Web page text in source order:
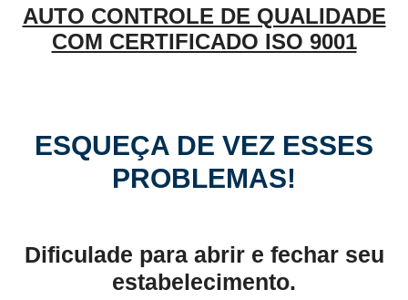
AUTO CONTROLE DE QUALIDADE
COM CERTIFICADO ISO 9001
ESQUEÇA DE VEZ ESSES
PROBLEMAS!
Dificulade para abrir e fechar seu
estabelecimento.